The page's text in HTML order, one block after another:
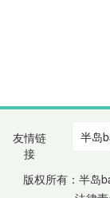
友情链
接
版权所有：半岛